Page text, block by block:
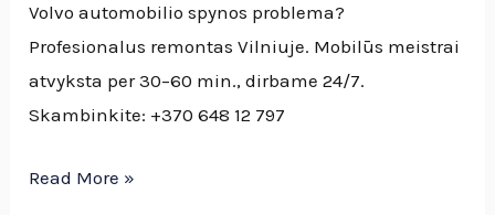
Volvo automobilio spynos problema?
Profesionalus remontas Vilniuje. Mobilūs meistrai
atvyksta per 30–60 min., dirbame 24/7.
Skambinkite: +370 648 12 797
S60,
XC60,
V50,
Read More »